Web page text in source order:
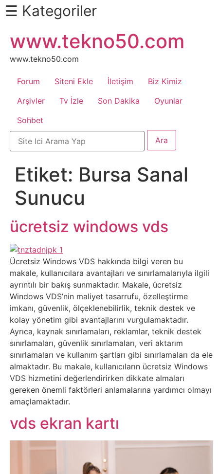
Daha
Fazlası
İçin
Kaydır
Android
Apk
Arabalar
Bankacılık
İşlemleri
Belgesel
Bilgi
Bilgisayar
Bilim
Bitcoin
Bitkiler
Çizgi
Film
Diğer
Sosyal
☰ Kategoriler
atla
www.tekno50.com
www.tekno50.com
Forum Siteni Ekle İletişim
Biz Kimiz
Arşivler
Tv İzle Son Dakika
Oyunlar
Sohbet
Etiket: Bursa Sanal
Sunucu
ücretsiz windows vds
Ücretsiz Windows VDS hakkında bilgi veren bu
makale, kullanıcılara avantajları ve sınırlamalarıyla ilgili
ayrıntılı bir bakış sunmaktadır. Makale, ücretsiz
Windows VDS’nin maliyet tasarrufu, özelleştirme
imkanı, güvenlik, ölçeklenebilirlik, teknik destek ve
kolay yönetim gibi avantajlarını vurgulamaktadır.
Ayrıca, kaynak sınırlamaları, reklamlar, teknik destek
sınırlamaları, güvenlik sınırlamaları, veri aktarım
sınırlamaları ve kullanım şartları gibi sınırlamaları da ele
almaktadır. Bu makale, kullanıcıların ücretsiz Windows
VDS hizmetini değerlendirirken dikkate almaları
gereken önemli faktörleri anlamalarına yardımcı olmayı
amaçlamaktadır.
vds ekran kartı